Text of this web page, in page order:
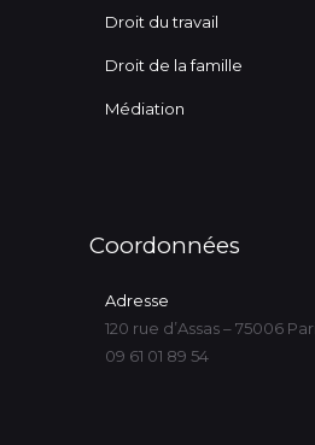
Droit du travail
Droit de la famille
Médiation
Coordonnées
Adresse
120 rue d’Assas – 75006
09 61 01 89 54